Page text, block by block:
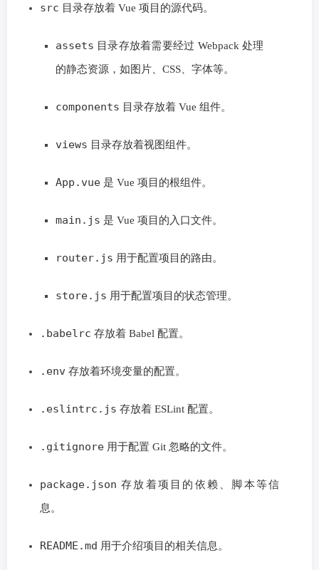
src 目录存放着 Vue 项目的源代码。
assets 目录存放着需要经过 Webpack 处理
的静态资源，如图片、CSS、字体等。
components 目录存放着 Vue 组件。
views 目录存放着视图组件。
App.vue 是 Vue 项目的根组件。
main.js 是 Vue 项目的入口文件。
router.js 用于配置项目的路由。
store.js 用于配置项目的状态管理。
.babelrc 存放着 Babel 配置。
.env 存放着环境变量的配置。
.eslintrc.js 存放着 ESLint 配置。
.gitignore 用于配置 Git 忽略的文件。
package.json 存放着项目的依赖、脚本等信
息。
README.md 用于介绍项目的相关信息。